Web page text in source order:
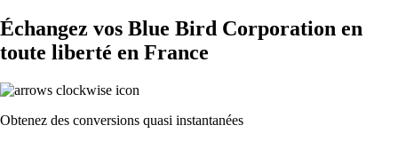
Échangez vos Blue Bird Corporation en
toute liberté en France
Obtenez des conversions quasi instantanées